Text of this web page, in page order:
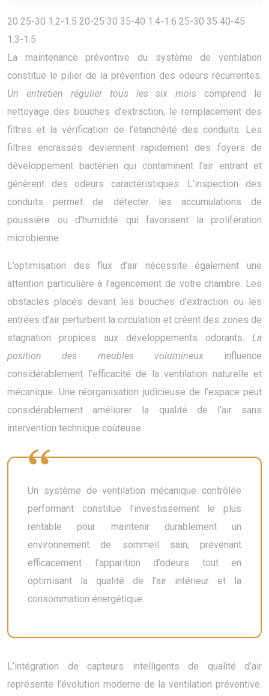
20 25-30 1.2-1.5 20-25 30 35-40 1.4-1.6 25-30 35 40-45
1.3-1.5
La maintenance préventive du système de ventilation
constitue le pilier de la prévention des odeurs récurrentes.
Un entretien régulier tous les six mois comprend le
nettoyage des bouches d’extraction, le remplacement des
filtres et la vérification de l’étanchéité des conduits. Les
filtres encrassés deviennent rapidement des foyers de
développement bactérien qui contaminent l’air entrant et
génèrent des odeurs caractéristiques. L’inspection des
conduits permet de détecter les accumulations de
poussière ou d’humidité qui favorisent la prolifération
microbienne.
L’optimisation des flux d’air nécessite également une
attention particulière à l’agencement de votre chambre. Les
obstacles placés devant les bouches d’extraction ou les
entrées d’air perturbent la circulation et créent des zones de
stagnation propices aux développements odorants. La
position des meubles volumineuxinfluence
considérablement l’efficacité de la ventilation naturelle et
mécanique. Une réorganisation judicieuse de l’espace peut
considérablement améliorer la qualité de l’air sans
intervention technique coûteuse.
Un système de ventilation mécanique contrôlée
performant constitue l’investissement le plus
rentable pour maintenir durablement un
environnement de sommeil sain, prévenant
efficacement l’apparition d’odeurs tout en
optimisant la qualité de l’air intérieur et la
consommation énergétique.
L’intégration de capteurs intelligents de qualité d’air
représente l’évolution moderne de la ventilation préventive.